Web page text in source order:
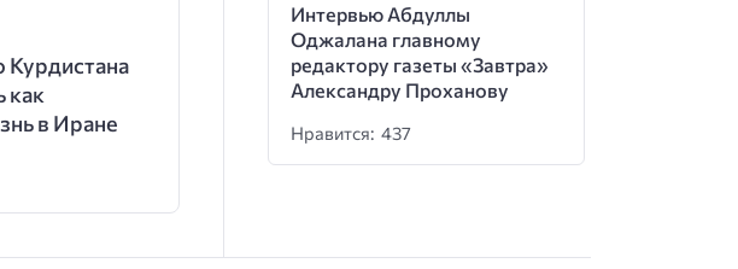
Курдистана
как
в Иране
Интервью Абдуллы
Оджалана главному
редактору газеты «Завтра»
Александру Проханову
Нравится: 437